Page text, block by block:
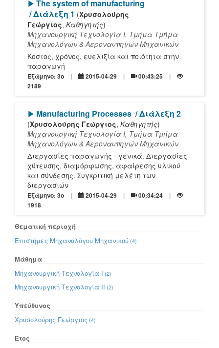
[Play]
The system of manufacturing
/ Διάλεξη 1 (Χρυσολούρης
Γεώργιος, Καθηγητής)
Μηχανουργική Τεχνολογία I, Τμήμα Τμήμα
Μηχανολόγων & Αεροναυπηγών Μηχανικών
Κόστος, χρόνος, ευελιξία και ποιότητα στην
παραγωγή
Εξάμηνο: 3o 2015-04-29
00:43:25
2189
[Play]
Manufacturing Processes / Διάλεξη 2
(Χρυσολούρης Γεώργιος, Καθηγητής)
Μηχανουργική Τεχνολογία I, Τμήμα Τμήμα
Μηχανολόγων & Αεροναυπηγών Μηχανικών
Διεργασίες παραγωγής - γενικά. Διεργασίες
χύτευσης, διαμόρφωσης, αφαίρεσης υλικού
και σύνδεσης. Συγκριτική μελέτη των
διεργασιών
Εξάμηνο: 3o 2015-04-29
00:34:24
1918
Θεματική περιοχή
Επιστήμες Μηχανολόγου Μηχανικού (4)
Μάθημα
Μηχανουργική Τεχνολογία I (2)
Μηχανουργική Τεχνολογία ΙΙ (2)
Υπεύθυνος
Χρυσολούρης Γεώργιος (4)
Έτος